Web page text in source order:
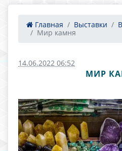
Главная Выставки
Мир камня
14.06.2022 06:52
МИР